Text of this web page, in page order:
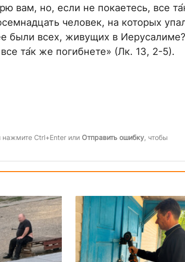
вам, но, если не покаетесь, все
человек, на которых
были всех, живущих в Иерусалиме?
та́к же погибнете» (Лк. 13, 2-5).
Ctrl+Enter или Отправить ошибку, чтобы